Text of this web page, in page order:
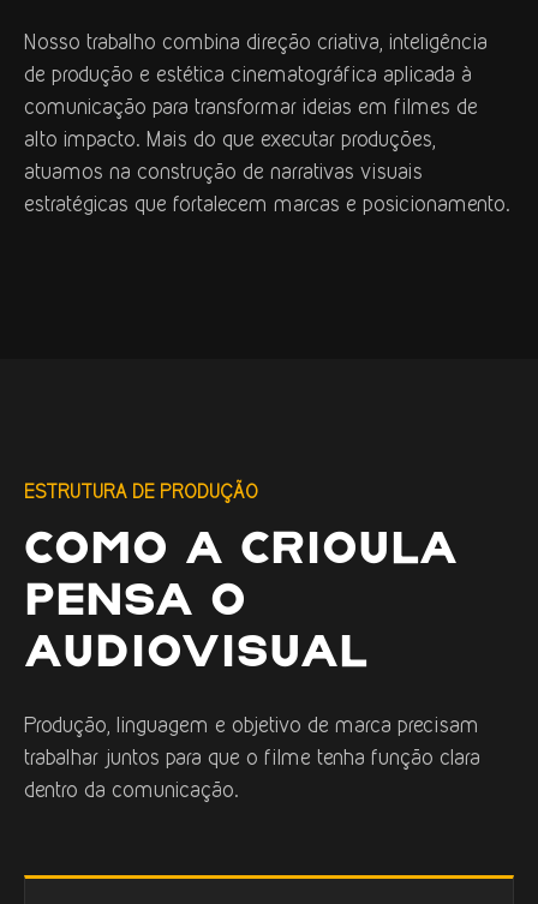
Nosso trabalho combina direção criativa, inteligência
de produção e estética cinematográfica aplicada à
comunicação para transformar ideias em filmes de
alto impacto. Mais do que executar produções,
atuamos na construção de narrativas visuais
estratégicas que fortalecem marcas e posicionamento.
ESTRUTURA DE PRODUÇÃO
COMO A CRIOULA
PENSA O
AUDIOVISUAL
Produção, linguagem e objetivo de marca precisam
trabalhar juntos para que o filme tenha função clara
dentro da comunicação.